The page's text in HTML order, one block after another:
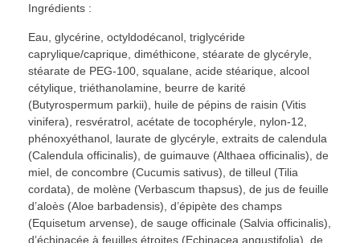
Ingrédients :
Eau, glycérine, octyldodécanol, triglycéride
caprylique/caprique, diméthicone, stéarate de glycéryle,
stéarate de PEG-100, squalane, acide stéarique, alcool
cétylique, triéthanolamine, beurre de karité
(Butyrospermum parkii), huile de pépins de raisin (Vitis
vinifera), resvératrol, acétate de tocophéryle, nylon-12,
phénoxyéthanol, laurate de glycéryle, extraits de calendula
(Calendula officinalis), de guimauve (Althaea officinalis), de
miel, de concombre (Cucumis sativus), de tilleul (Tilia
cordata), de molène (Verbascum thapsus), de jus de feuille
d’aloès (Aloe barbadensis), d’épipète des champs
(Equisetum arvense), de sauge officinale (Salvia officinalis),
d’échinacée à feuilles étroites (Echinacea angustifolia), de